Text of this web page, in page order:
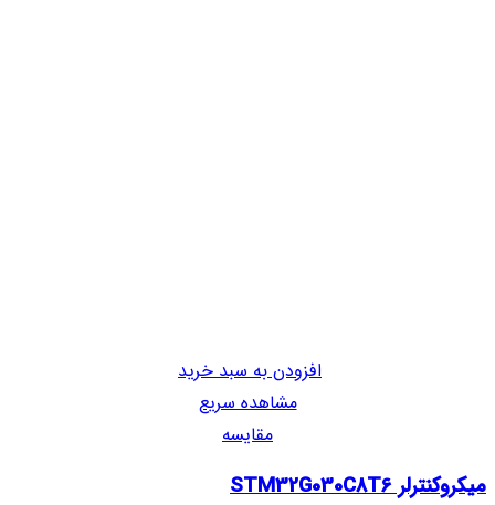
افزودن به سبد خرید
مشاهده سریع
مقایسه
میکروکنترلر STM32G030C8T6